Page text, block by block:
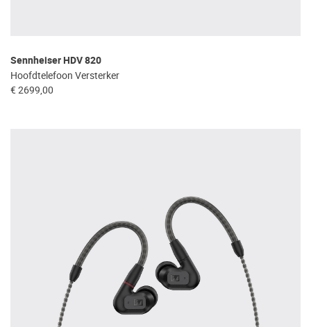
Sennheiser HDV 820
Hoofdtelefoon Versterker
€ 2699,00